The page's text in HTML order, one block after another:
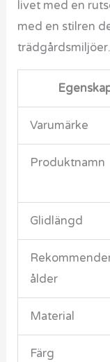
livet med en
med en stilren
trädgårdsmiljöer.
Varumärke
Produktnamn
Glidlängd
ålder
Material
Färg